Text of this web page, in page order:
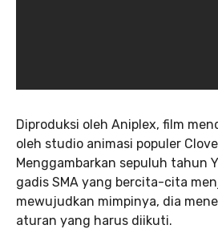
Diproduksi oleh Aniplex, film
oleh studio animasi populer
Menggambarkan sepuluh tahun
gadis SMA yang bercita-cita
mewujudkan mimpinya, dia
aturan yang harus diikuti.